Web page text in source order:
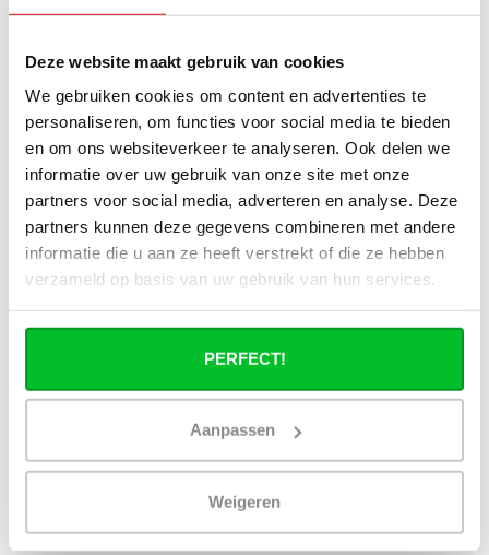
Deze website maakt gebruik van cookies
We gebruiken cookies om content en advertenties te
personaliseren, om functies voor social media te bieden
en om ons websiteverkeer te analyseren. Ook delen we
informatie over uw gebruik van onze site met onze
partners voor social media, adverteren en analyse. Deze
partners kunnen deze gegevens combineren met andere
informatie die u aan ze heeft verstrekt of die ze hebben
verzameld op basis van uw gebruik van hun services.
PERFECT!
Aanpassen
Weigeren
compact 8 ?
Les matériaux de suspension sont-ils
fournis ?
De quoi ai-je encore besoin pour
compléter l'installation de mon
radiateur ?
Set d’angle ou set droit : lequel dois-je
choisir ?
Puis-je connecter ma tête
radiateurs à panneaux de
Radiator‑Outlet ?
Comment calculer la capacité
nécessaire pour ma pièce ?